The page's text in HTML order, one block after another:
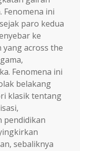
Fenomena ini
paro kedua
ke
across the
Fenomena ini
belakang
klasik tentang
pendidikan
sebaliknya